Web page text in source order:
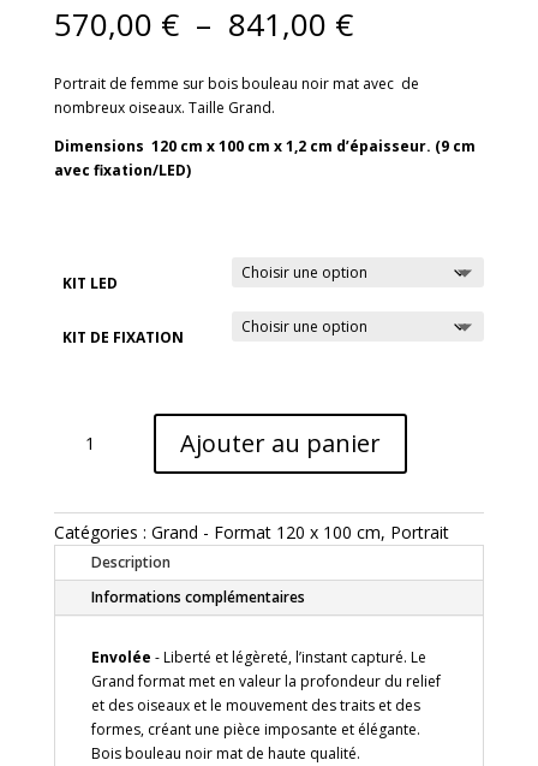
570,00 € – 841,00 €Plage
de
prix :
570,00 €
841,00 €
Portrait de femme sur bois bouleau noir mat avec de
nombreux oiseaux. Taille Grand.
Dimensions 120 cm x 100 cm x 1,2 cm d’épaisseur. (9 cm
avec fixation/LED)
KIT LED
KIT DE FIXATION
–
Portrait
féminin
gravure
Grand
Ajouter au panier
Catégories : Grand - Format 120 x 100 cm, Portrait
Description
Informations complémentaires
Envolée - Liberté et légèreté, l’instant capturé. Le
Grand format met en valeur la profondeur du relief
et des oiseaux et le mouvement des traits et des
formes, créant une pièce imposante et élégante.
Bois bouleau noir mat de haute qualité.